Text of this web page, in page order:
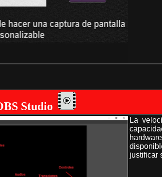
Studio
La
justificar